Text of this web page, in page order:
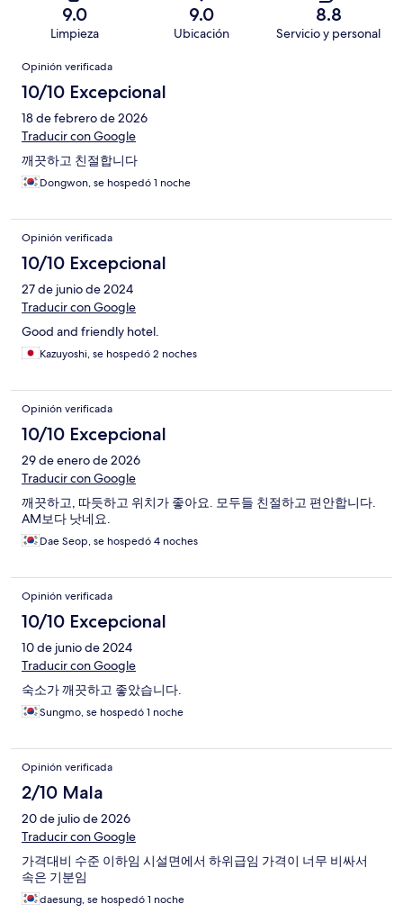
9.0
Limpieza
9.0
Ubicación
8.8
Servicio y personal
Opiniones
Opinión verificada
10/10 Excepcional
18 de febrero de 2026
Traducir con Google
깨끗하고 친절합니다
Dongwon, se hospedó 1 noche
Opinión verificada
10/10 Excepcional
27 de junio de 2024
Traducir con Google
Good and friendly hotel.
Kazuyoshi, se hospedó 2 noches
Opinión verificada
10/10 Excepcional
29 de enero de 2026
Traducir con Google
깨끗하고, 따듯하고 위치가 좋아요. 모두들 친절하고 편안합니다.
AM보다 낫네요.
Dae Seop, se hospedó 4 noches
Opinión verificada
10/10 Excepcional
10 de junio de 2024
Traducir con Google
숙소가 깨끗하고 좋았습니다.
Sungmo, se hospedó 1 noche
Opinión verificada
2/10 Mala
20 de julio de 2026
Traducir con Google
가격대비 수준 이하임 시설면에서 하위급임 가격이 너무 비싸서
속은 기분임
daesung, se hospedó 1 noche